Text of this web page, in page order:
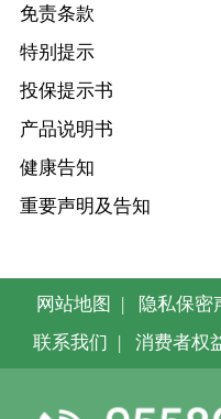
免责条款
特别提示
投保提示书
产品说明书
健康告知
重要声明及告知
网站地图 | 隐私保密
联系我们 | 消费者权